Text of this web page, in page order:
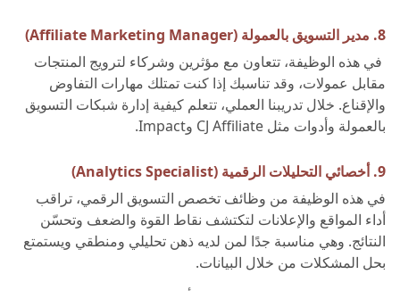
8. مدير التسويق بالعمولة (Affiliate Marketing Manager)
في هذه الوظيفة، تتعاون مع مؤثرين وشركاء لترويج المنتجات
مقابل عمولات، وقد تناسبك إذا كنت تمتلك مهارات التفاوض
والإقناع. خلال تدريبنا العملي، تتعلم كيفية إدارة شبكات التسويق
بالعمولة وأدوات مثل CJ Affiliate وImpact.
9. أخصائي التحليلات الرقمية (Analytics Specialist)
في هذه الوظيفة من وظائف تخصص التسويق الرقمي، تراقب
أداء المواقع والإعلانات لتكتشف نقاط القوة والضعف وتحسّن
النتائج. وهي مناسبة جدًا لمن لديه ذهن تحليلي ومنطقي ويستمتع
بحل المشكلات من خلال البيانات.